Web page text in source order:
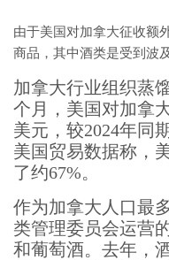
由于美国对加拿大征收额
商品，其中酒类是受到波
加拿大行业组织蒸
个月，美国对加拿
美元，较2024年同
美国贸易数据称，
了约67%。
作为加拿大人口最
类管理委员会运营
和葡萄酒。去年，